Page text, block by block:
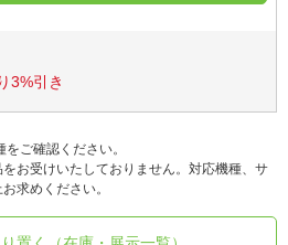
3%引き
ご確認ください。
お受けいたしておりません。対応機種、サ
求めください。